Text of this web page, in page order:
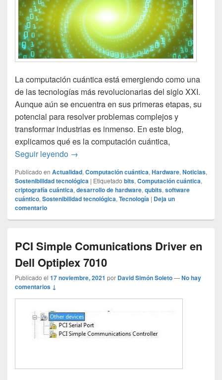
La computación cuántica está emergiendo como una
de las tecnologías más revolucionarias del siglo XXI.
Aunque aún se encuentra en sus primeras etapas, su
potencial para resolver problemas complejos y
transformar industrias es inmenso. En este blog,
explicamos qué es la computación cuántica,
Seguir leyendo La computación cuántica: ¿qué es y cómo
→
Publicado en Actualidad, Computación cuántica, Hardware, Noticias,
Sostenibilidad tecnológica | Etiquetado bits, Computación cuántica,
criptografía cuántica, desarrollo de hardware, qubits, software
cuántico, Sostenibilidad tecnológica, Tecnología | Deja un
comentario
PCI Simple Comunications Driver en
Dell Optiplex 7010
Publicado el 17 noviembre, 2021 por David Simón Soleto—No hay
comentarios ↓